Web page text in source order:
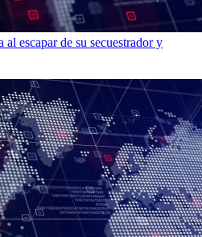
escapar de su secuestrador y